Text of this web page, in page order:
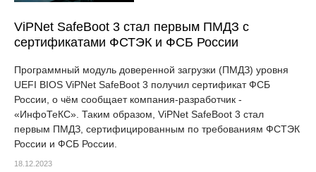
ViPNet SafeBoot 3 стал первым ПМДЗ с
сертификатами ФСТЭК и ФСБ России
Программный модуль доверенной загрузки (ПМДЗ) уровня
UEFI BIOS ViPNet SafeBoot 3 получил сертификат ФСБ
России, о чём сообщает компания-разработчик -
«ИнфоТеКС». Таким образом, ViPNet SafeBoot 3 стал
первым ПМДЗ, сертифицированным по требованиям ФСТЭК
России и ФСБ России.
18.12.2023